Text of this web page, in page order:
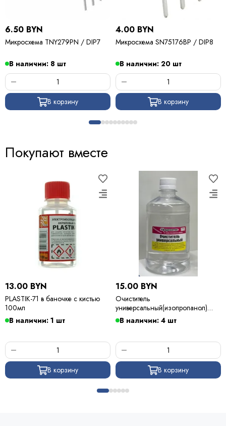
6.50 BYN
Микросхема TNY279PN / DIP7
В наличии: 8 шт
В корзину
4.00 BYN
Микросхема SN75176BP / DIP8
В наличии: 20 шт
В корзину
Покупают вместе
13.00 BYN
PLASTIK-71 в баночке с кистью
100мл
В наличии: 1 шт
В корзину
15.00 BYN
Очиститель
универсальный(изопропанол)
500мл
В наличии: 4 шт
В корзину